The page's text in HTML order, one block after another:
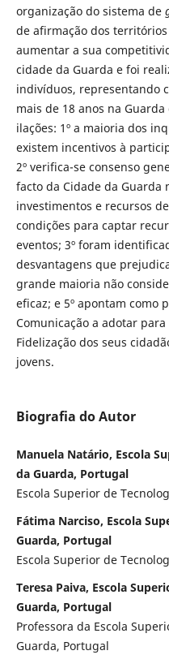
organização do sistema de
de afirmação dos
aumentar a sua
cidade da Guarda e foi
indivíduos, representando
mais de 18 anos na
ilações: 1º a maioria dos
existem incentivos à
2º verifica-se consenso
facto da Cidade da Guarda
investimentos e recursos
condições para captar
eventos; 3º foram
desvantagens que
grande maioria não
eficaz; e 5º apontam como
Comunicação a adotar
Fidelização dos seus
jovens.
Biografia do Autor
Manuela Natário, Escola
da Guarda, Portugal
Escola Superior de
Fátima Narciso, Escola
Guarda, Portugal
Escola Superior de
Teresa Paiva, Escola
Guarda, Portugal
Professora da Escola
Guarda, Portugal